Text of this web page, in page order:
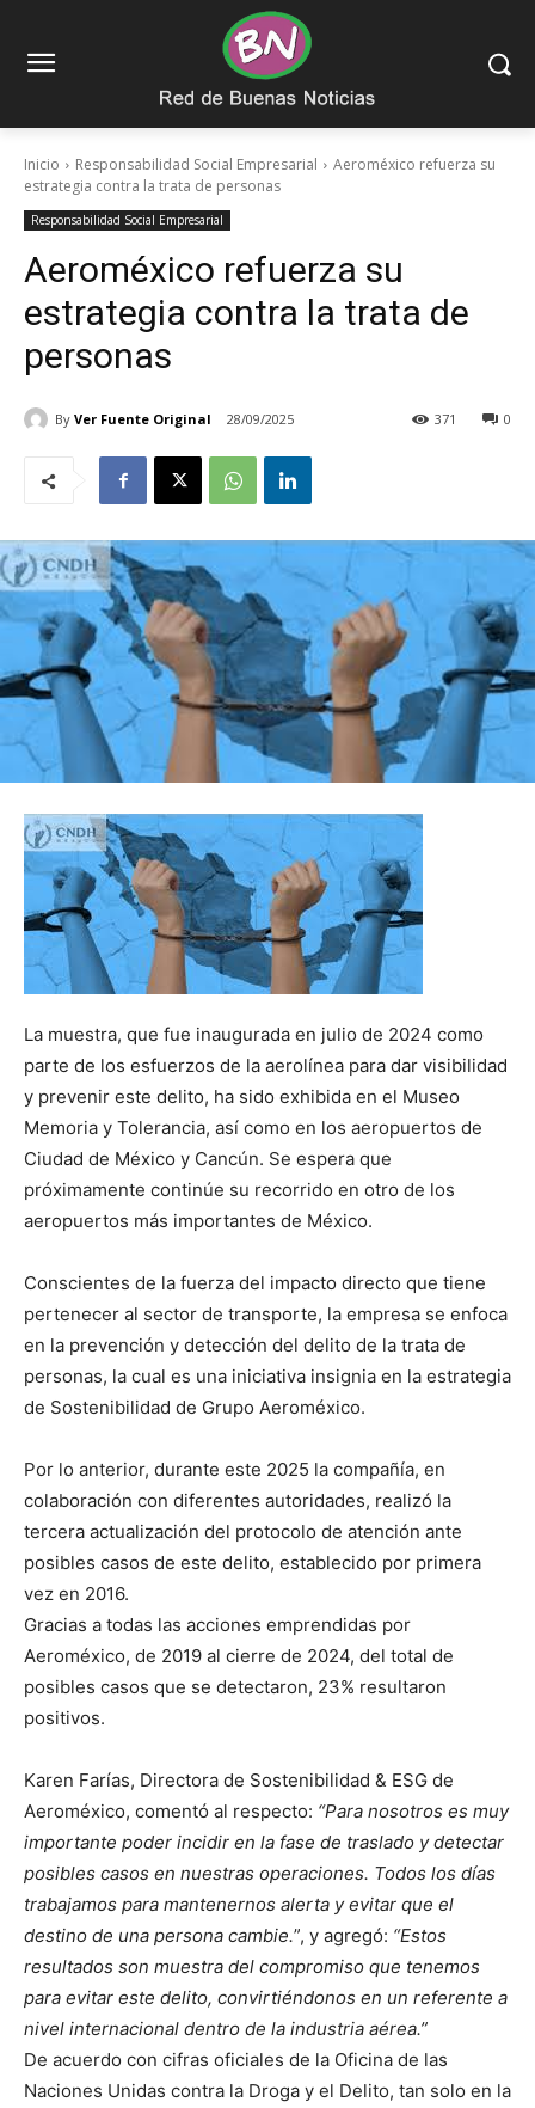
Inicio Responsabilidad Social Empresarial
Aeroméxico refuerza su
estrategia contra la trata de personas
Responsabilidad Social Empresarial
Aeroméxico refuerza su
estrategia contra la trata de
personas
By Ver Fuente Original 28/09/2025 0
371
La muestra, que fue inaugurada en julio de 2024 como
parte de los esfuerzos de la aerolínea para dar visibilidad
y prevenir este delito, ha sido exhibida en el Museo
Memoria y Tolerancia, así como en los aeropuertos de
Ciudad de México y Cancún. Se espera que
próximamente continúe su recorrido en otro de los
aeropuertos más importantes de México.
Conscientes de la fuerza del impacto directo que tiene
pertenecer al sector de transporte, la empresa se enfoca
en la prevención y detección del delito de la trata de
personas, la cual es una iniciativa insignia en la estrategia
de Sostenibilidad de Grupo Aeroméxico.
Por lo anterior, durante este 2025 la compañía, en
colaboración con diferentes autoridades, realizó la
tercera actualización del protocolo de atención ante
posibles casos de este delito, establecido por primera
vez en 2016.
Gracias a todas las acciones emprendidas por
Aeroméxico, de 2019 al cierre de 2024, del total de
posibles casos que se detectaron, 23% resultaron
positivos.
Karen Farías, Directora de Sostenibilidad & ESG de
Aeroméxico, comentó al respecto: “Para nosotros es muy
importante poder incidir en la fase de traslado y detectar
posibles casos en nuestras operaciones. Todos los días
trabajamos para mantenernos alerta y evitar que el
destino de una persona cambie.”, y agregó: “Estos
resultados son muestra del compromiso que tenemos
para evitar este delito, convirtiéndonos en un referente a
nivel internacional dentro de la industria aérea.”
De acuerdo con cifras oficiales de la Oficina de las
Naciones Unidas contra la Droga y el Delito, tan solo en la